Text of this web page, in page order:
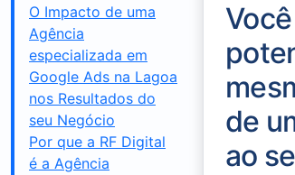
O Impacto de uma
Agência
especializada em
Google Ads na Lagoa
nos Resultados do
seu Negócio
Por que a RF Digital
é a Agência
de
ao